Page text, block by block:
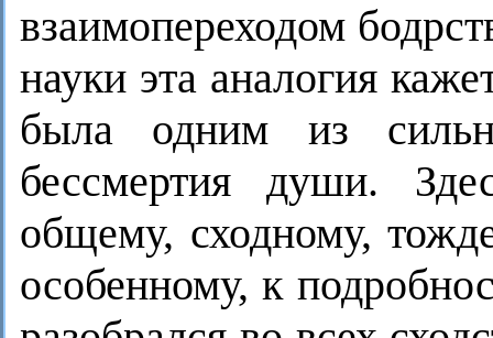
взаимопереходом
науки эта аналогия
была одним из
бессмертия души.
общему, сходному,
особенному, к